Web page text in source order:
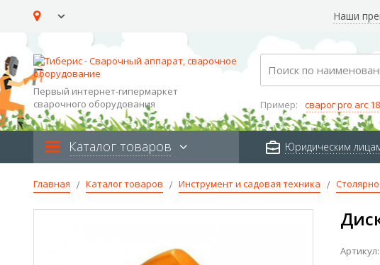
Наши
Первый интернет-гипермаркет
сварочного оборудования
Search
Пример: сварог pro arc
Каталог товаров Юридическим
Главная Каталог товаров Инструмент и садовая техника
Артикул: